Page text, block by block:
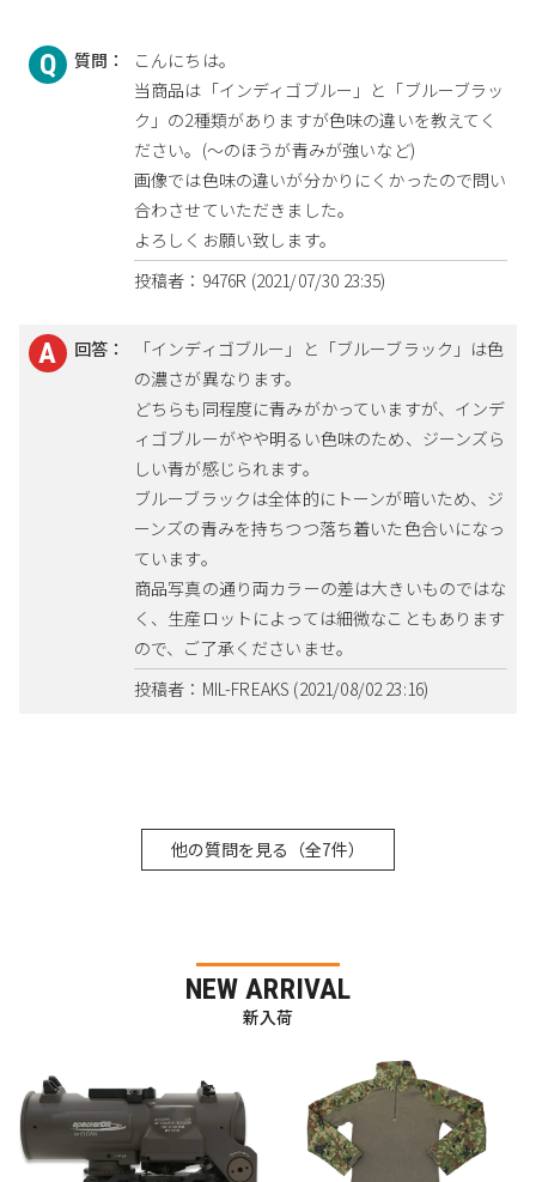
質問：
こんにちは。
当商品は「インディゴブルー」と「ブルーブラッ
ク」の2種類がありますが色味の違いを教えてく
ださい。(～のほうが青みが強いなど)
画像では色味の違いが分かりにくかったので問い
合わさせていただきました。
よろしくお願い致します。
投稿者：9476R (2021/07/30 23:35)
回答：
「インディゴブルー」と「ブルーブラック」は色
の濃さが異なります。
どちらも同程度に青みがかっていますが、インデ
ィゴブルーがやや明るい色味のため、ジーンズら
しい青が感じられます。
ブルーブラックは全体的にトーンが暗いため、ジ
ーンズの青みを持ちつつ落ち着いた色合いになっ
ています。
商品写真の通り両カラーの差は大きいものではな
く、生産ロットによっては細微なこともあります
ので、ご了承くださいませ。
投稿者：MIL-FREAKS (2021/08/02 23:16)
他の質問を見る（全7件）
NEW ARRIVAL
新入荷